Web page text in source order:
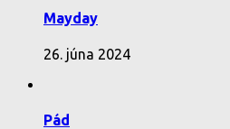
Mayday
26. júna 2024
Pád